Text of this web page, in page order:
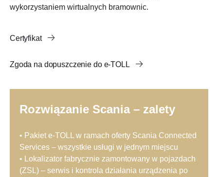
wykorzystaniem wirtualnych bramownic.
Certyfikat
Zgoda na dopuszczenie do e-TOLL
Rozwiązanie Scania – zalety
• Pakiet e-TOLL w ramach oferty Scania Connected
Services – wszystkie usługi w jednym miejscu
• Lokalizator fabrycznie zamontowany w pojazdach
(ZSL) – serwis i kontrola działania urządzenia po